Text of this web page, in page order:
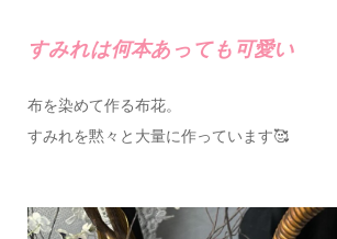
すみれは何本あっても可愛い
布を染めて作る布花。
すみれを黙々と大量に作っています🥰